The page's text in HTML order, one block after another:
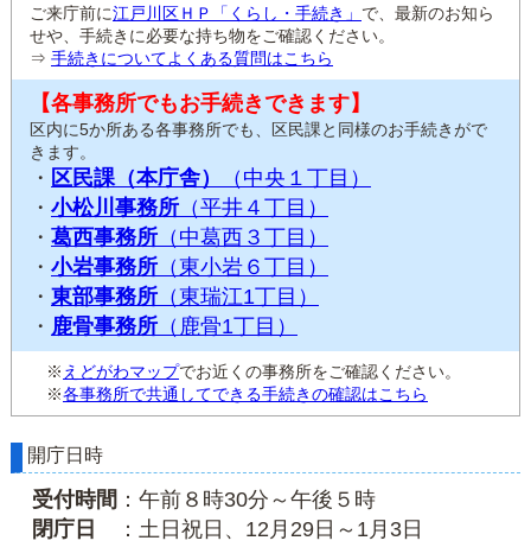
ご来庁前に江戸川区ＨＰ「くらし・手続き」 で、最新のお知ら
せや、手続きに必要な持ち物をご確認ください。
⇒ 手続きについてよくある質問はこちら
【各事務所でもお手続きできます】
区内に5か所ある各事務所でも、区民課と同様のお手続きがで
きます。
・ 区民課（本庁舎）
（中央１丁目）
・ 小松川事務所 （平井４丁目）
・ 葛西事務所 （中葛西３丁目）
・ 小岩事務所 （東小岩６丁目）
・ 東部事務所 （東瑞江1丁目）
・ 鹿骨事務所 （鹿骨1丁目）
※ えどがわマップでお近くの事務所をご確認ください。
※各事務所で共通してできる手続きの確認はこちら
開庁日時
受付時間 ：午前８時30分～午後５時
閉庁日
：土日祝日、12月29日～1月3日